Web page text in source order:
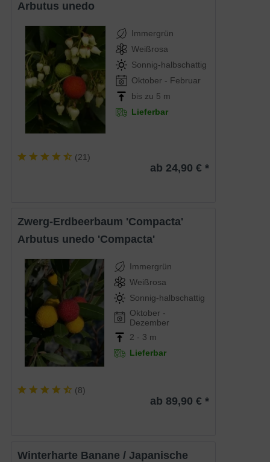
Arbutus unedo
Immergrün
Weißrosa
Sonnig-halbschattig
Oktober - Februar
bis zu 5 m
Lieferbar
(21)
ab 24,90 € *
Zwerg-Erdbeerbaum 'Compacta'
Arbutus unedo 'Compacta'
Immergrün
Weißrosa
Sonnig-halbschattig
Oktober -
Dezember
2 - 3 m
Lieferbar
(8)
ab 89,90 € *
Winterharte Banane / Japanische